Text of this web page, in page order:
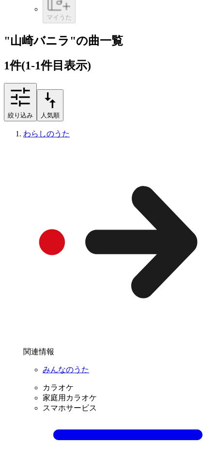
マイうた
"山崎バニラ"の曲一覧
1件(1-1件目表示)
絞り込み 人気順
わらしのうた
関連情報
みんなのうた
カラオケ
家庭用カラオケ
スマホサービス